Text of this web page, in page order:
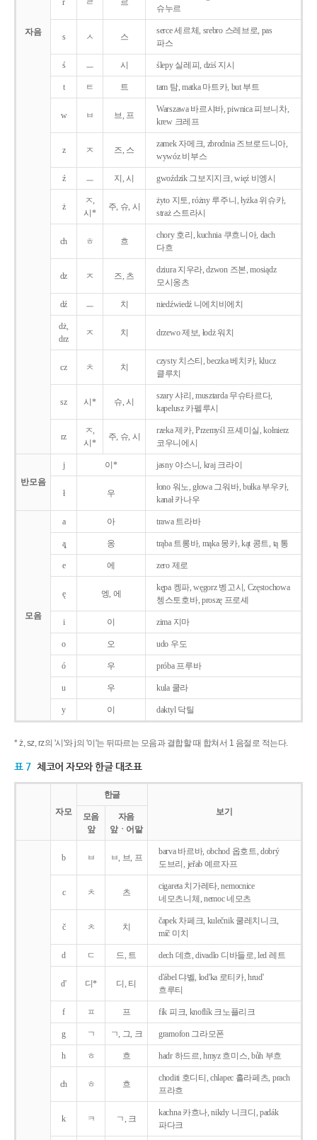
자음
r ㄹ 르
슈누르
s ㅅ 스
serce 세르체, srebro 스레브로, pas
파스
ś ㅡ 시 ślepy 실레피, dziś 지시
t ㅌ 트 tam 탐, matka 마트카, but 부트
w ㅂ 브, 프
Warszawa 바르샤바, piwnica 피브니차,
krew 크레프
z ㅈ 즈, 스
zamek 자메크, zbrodnia 즈브로드니아,
wywóz 비부스
ź ㅡ 지, 시 gwoździk 그보지지크, więź 비엥시
ż
ㅈ,
시*
주, 슈, 시
żyto 지토, różny 루주니, łyżka 위슈카,
straż 스트라시
ch ㅎ 흐
chory 호리, kuchnia 쿠흐니아, dach
다흐
dz ㅈ 즈, 츠
dziura 지우라, dzwon 즈본, mosiądz
모시옹츠
dź ㅡ 치 niedźwiedź 니에치비에치
dż,
drz
ㅈ 치 drzewo 제보, łodż 워치
cz ㅊ 치
czysty 치스티, beczka 베치카, klucz
클루치
sz 시* 슈, 시
szary 샤리, musztarda 무슈타르다,
kapelusz 카펠루시
rz
ㅈ,
시*
주, 슈, 시
rzeka 제카, Przemyśl 프셰미실, kołnierz
코우니에시
반모음
j 이* jasny 야스니, kraj 크라이
ł 우
łono 워노, głowa 그워바, bułka 부우카,
kanał 카나우
모음
a 아 trawa 트라바
ą̨ 옹 trąba 트롱바, mąka 몽카, kąt 콩트, tą 통
e 에 zero 제로
ę 엥, 에
kępa 켕파, węgorz 벵고시, Częstochowa
쳉스토호바, proszę 프로셰
i 이 zima 지마
o 오 udo 우도
ó 우 próba 프루바
u 우 kula 쿨라
y 이 daktyl 닥틸
* ż, sz, rz의 '시'와 j의 '이'는 뒤따르는 모음과 결합할 때 합쳐서 1 음절로 적는다.
표 7 체코어 자모와 한글 대조표
자모
한글
보기
모음
앞
자음
앞ㆍ어말
b ㅂ ㅂ, 브, 프
barva 바르바, obchod 옵호트, dobrý
도브리, jeřab 예르자프
c ㅊ 츠
cigareta 치가레타, nemocnice
네모츠니체, nemoc 네모츠
č ㅊ 치
čapek 차페크, kulečnik 쿨레치니크,
míč 미치
d ㄷ 드, 트 dech 데흐, divadlo 디바들로, led 레트
d' 디* 디, 티
d'ábel 댜벨, lod'ka 로티카, hrud'
흐루티
f ㅍ 프 fík 피크, knoflík 크노플리크
g ㄱ ㄱ, 그, 크 gramofon 그라모폰
h ㅎ 흐 hadr 하드르, hmyz 흐미스, bůh 부흐
ch ㅎ 흐
choditi 호디티, chlapec 흘라페츠, prach
프라흐
k ㅋ ㄱ, 크
kachna 카흐나, nikdy 니크디, padák
파다크